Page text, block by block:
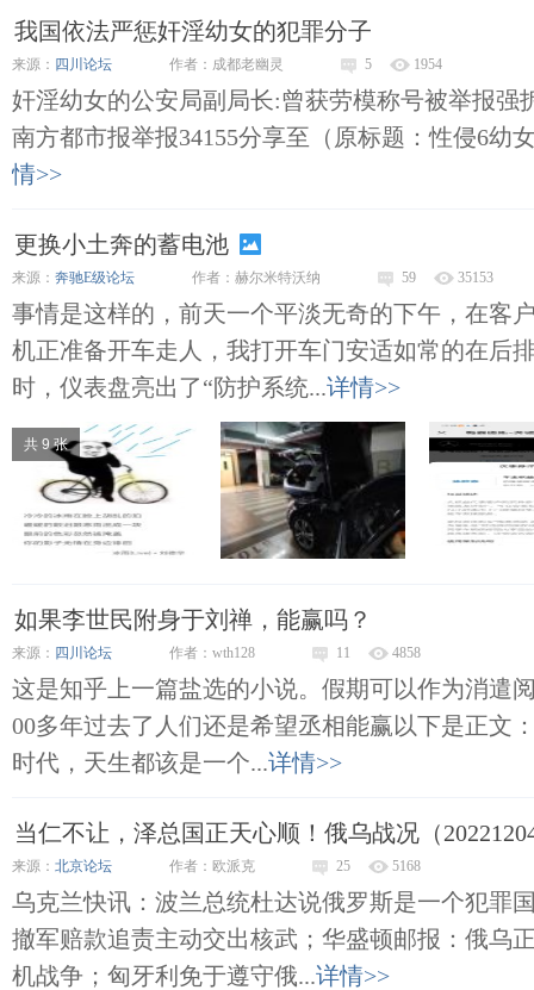
我国依法严惩奸淫幼女的犯罪分子
来源： 四川论坛 作者：成都老幽灵 5 1954
奸淫幼女的公安局副局长:曾获劳模称号被举报强
南方都市报举报34155分享至（原标题：性侵6幼
情>>
更换小土奔的蓄电池
来源： 奔驰E级论坛 作者：赫尔米特沃纳 59 35153
事情是这样的，前天一个平淡无奇的下午，在客
机正准备开车走人，我打开车门安适如常的在后
时，仪表盘亮出了“防护系统...详情>>
共 9 张
如果李世民附身于刘禅，能赢吗？
来源： 四川论坛 作者：wth128 11 4858
这是知乎上一篇盐选的小说。假期可以作为消遣
00多年过去了人们还是希望丞相能赢以下是正文
时代，天生都该是一个...详情>>
当仁不让，泽总国正天心顺！俄乌战况（
来源： 北京论坛 作者：欧派克 25 5168
乌克兰快讯：波兰总统杜达说俄罗斯是一个犯罪
撤军赔款追责主动交出核武；华盛顿邮报：俄乌
机战争；匈牙利免于遵守俄...详情>>